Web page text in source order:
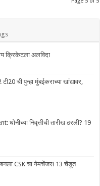
क्रिकेटला अलविदा
ची पुन्हा मुंबईकराच्या खांद्यावर,
निवृत्तीची तारीख ठरली? 19
CSK चा गेमचेंजर! 13 चेंडूत